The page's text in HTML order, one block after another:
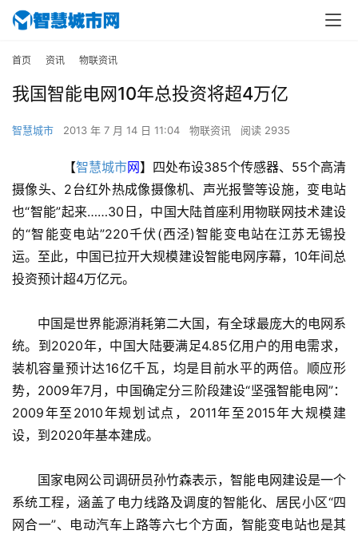
首页 资讯 物联资讯
我国智能电网10年总投资将超4万亿
智慧城市 2013 年 7 月 14 日 11:04 物联资讯 阅读 2935
【智慧城市网】四处布设385个传感器、55个高清
摄像头、2台红外热成像摄像机、声光报警等设施，变电站
也“智能”起来……30日，中国大陆首座利用物联网技术建设
的“智能变电站”220千伏(西泾)智能变电站在江苏无锡投
运。至此，中国已拉开大规模建设智能电网序幕，10年间总
投资预计超4万亿元。
中国是世界能源消耗第二大国，有全球最庞大的电网系
统。到2020年，中国大陆要满足4.85亿用户的用电需求，
装机容量预计达16亿千瓦，均是目前水平的两倍。顺应形
势，2009年7月，中国确定分三阶段建设“坚强智能电网”：
2009年至2010年规划试点，2011年至2015年大规模建
设，到2020年基本建成。
国家电网公司调研员孙竹森表示，智能电网建设是一个
系统工程，涵盖了电力线路及调度的智能化、居民小区“四
网合一”、电动汽车上路等六七个方面，智能变电站也是其